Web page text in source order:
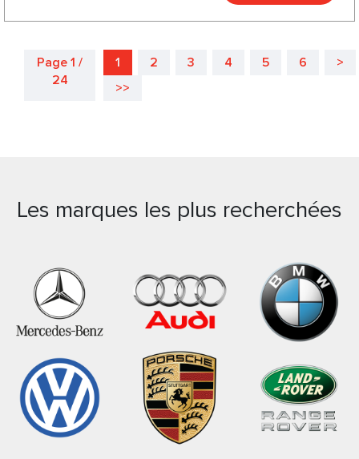
Page 1 /
24
1 2 3 4 5 6
>
>>
Les marques les plus recherchées